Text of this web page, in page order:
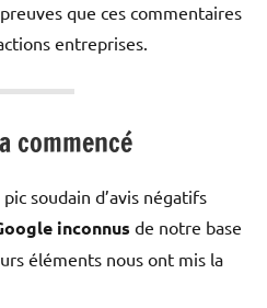
que ces commentaires
entreprises.
commencé
soudain d’avis négatifs
inconnus de notre base
éléments nous ont mis la